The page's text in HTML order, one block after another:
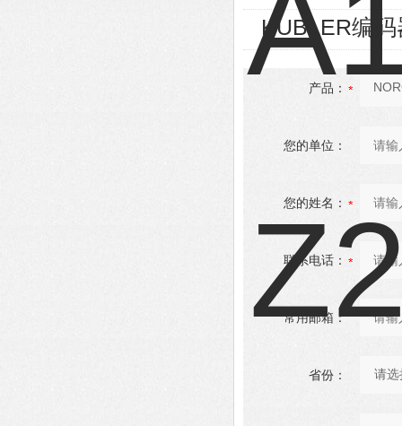
KUBLER编
产品：
您的单位：
您的姓名：
联系电话：
常用邮箱：
省份：